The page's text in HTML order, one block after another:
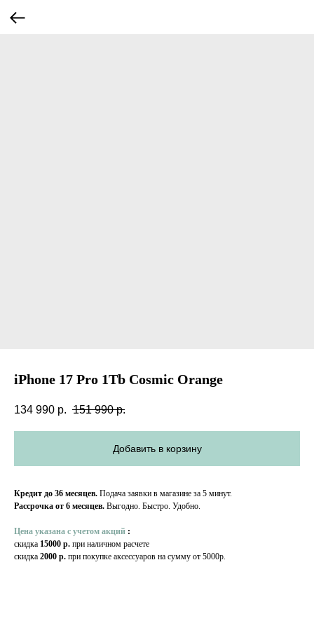
iPhone 17 Pro 1Tb Cosmic Orange
134 990 р. 151 990 р.
Добавить в корзину
Кредит до 36 месяцев. Подача заявки в магазине за 5 минут.
Рассрочка от 6 месяцев. Выгодно. Быстро. Удобно.
Цена указана с учетом акций :
скидка 15000 р. при наличном расчете
скидка 2000 р. при покупке аксессуаров на сумму от 5000р.